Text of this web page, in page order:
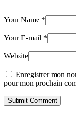
Your Name *
Your E-mail *
Website
Enregistrer mon
pour mon prochain
Submit Comment